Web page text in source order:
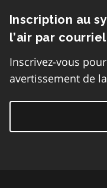
Inscription au
l’air par courriel
Inscrivez-vous
avertissement de